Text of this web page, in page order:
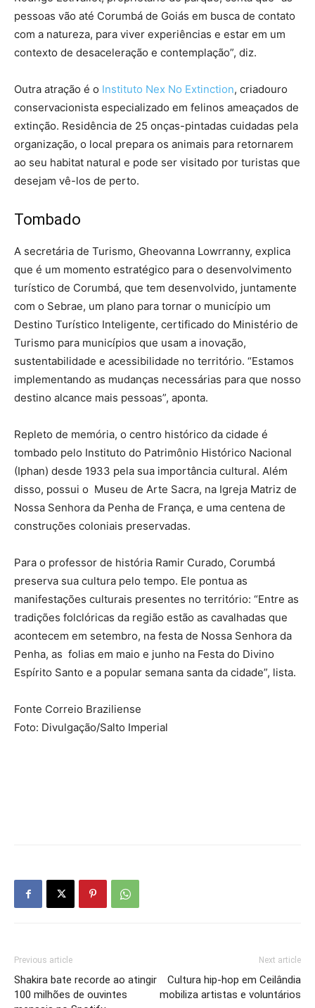
pessoas vão até Corumbá de Goiás em busca de contato
com a natureza, para viver experiências e estar em um
contexto de desaceleração e contemplação”, diz.
Outra atração é o Instituto Nex No Extinction, criadouro
conservacionista especializado em felinos ameaçados de
extinção. Residência de 25 onças-pintadas cuidadas pela
organização, o local prepara os animais para retornarem
ao seu habitat natural e pode ser visitado por turistas que
desejam vê-los de perto.
Tombado
A secretária de Turismo, Gheovanna Lowrranny, explica
que é um momento estratégico para o desenvolvimento
turístico de Corumbá, que tem desenvolvido, juntamente
com o Sebrae, um plano para tornar o município um
Destino Turístico Inteligente, certificado do Ministério de
Turismo para municípios que usam a inovação,
sustentabilidade e acessibilidade no território. “Estamos
implementando as mudanças necessárias para que nosso
destino alcance mais pessoas”, aponta.
Repleto de memória, o centro histórico da cidade é
tombado pelo Instituto do Patrimônio Histórico Nacional
(Iphan) desde 1933 pela sua importância cultural. Além
disso, possui o Museu de Arte Sacra, na Igreja Matriz de
Nossa Senhora da Penha de França, e uma centena de
construções coloniais preservadas.
Para o professor de história Ramir Curado, Corumbá
preserva sua cultura pelo tempo. Ele pontua as
manifestações culturais presentes no território: “Entre as
tradições folclóricas da região estão as cavalhadas que
acontecem em setembro, na festa de Nossa Senhora da
Penha, as folias em maio e junho na Festa do Divino
Espírito Santo e a popular semana santa da cidade”, lista.
Fonte Correio Braziliense
Foto: Divulgação/Salto Imperial
Previous article
Shakira bate recorde ao atingir
100 milhões de ouvintes
Next article
Cultura hip-hop em Ceilândia
mobiliza artistas e voluntários